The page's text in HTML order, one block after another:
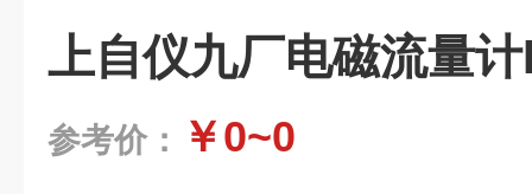
上自仪九厂电磁流量
参考价： ￥0~0